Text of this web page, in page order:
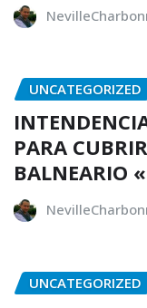
UNCATEGORIZED
PARA
BALNEARIO
UNCATEGORIZED